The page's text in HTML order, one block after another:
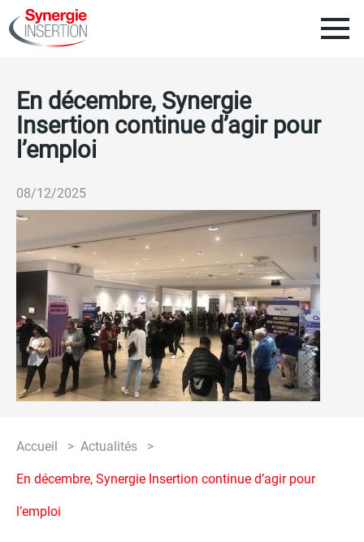
au
SYNERGIE INSERTION
CANDIDATS
Nous rejoindre
ENTREPRISES
Notre mission
RSE
ACTUALITÉS
NOS AGENCES
CONTACT
En décembre, Synergie
Insertion continue d’agir pour
l’emploi
08/12/2025
Accueil Actualités
En décembre, Synergie Insertion continue d’agir pour
l’emploi